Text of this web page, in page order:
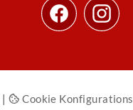
| Cookie